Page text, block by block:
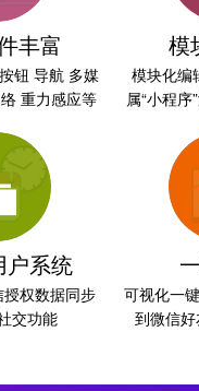
丰富
钮 导航 多媒
重力感应等
模
模块化编
属“小程序”
户系统
权数据同步
交功能
可视化一
到微信